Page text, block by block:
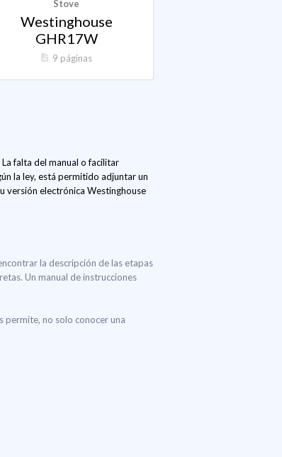
Stove
Westinghouse
GHR17W
9 páginas
falta del manual o facilitar
la ley, está permitido adjuntar un
versión electrónica Westinghouse
la descripción de las etapas
Un manual de instrucciones
permite, no solo conocer una